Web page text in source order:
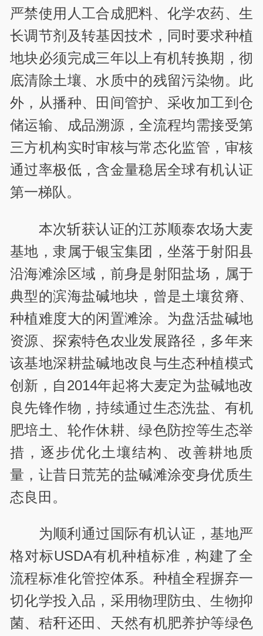
严禁使用人工合成肥料、化学农药、生
长调节剂及转基因技术，同时要求种植
地块必须完成三年以上有机转换期，彻
底清除土壤、水质中的残留污染物。此
外，从播种、田间管护、采收加工到仓
储运输、成品溯源，全流程均需接受第
三方机构实时审核与常态化监管，审核
通过率极低，含金量稳居全球有机认证
第一梯队。
本次斩获认证的江苏顺泰农场大麦
基地，隶属于银宝集团，坐落于射阳县
沿海滩涂区域，前身是射阳盐场，属于
典型的滨海盐碱地块，曾是土壤贫瘠、
种植难度大的闲置滩涂。为盘活盐碱地
资源、探索特色农业发展路径，多年来
该基地深耕盐碱地改良与生态种植模式
创新，自2014年起将大麦定为盐碱地改
良先锋作物，持续通过生态洗盐、有机
肥培土、轮作休耕、绿色防控等生态举
措，逐步优化土壤结构、改善耕地质
量，让昔日荒芜的盐碱滩涂变身优质生
态良田。
为顺利通过国际有机认证，基地严
格对标USDA有机种植标准，构建了全
流程标准化管控体系。种植全程摒弃一
切化学投入品，采用物理防虫、生物抑
菌、秸秆还田、天然有机肥养护等绿色